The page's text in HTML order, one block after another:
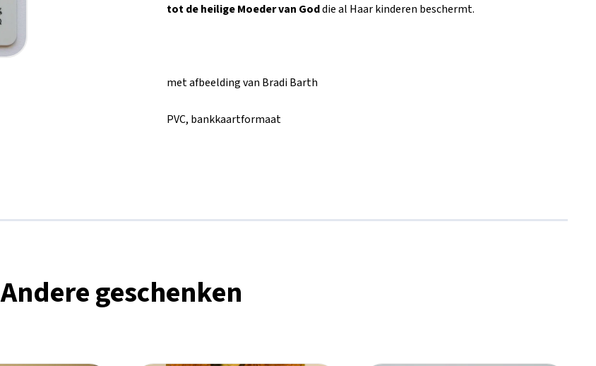
tot de heilige Moeder van Goddie al Haar kinderen beschermt.
met afbeelding van Bradi Barth
PVC, bankkaartformaat
Andere geschenken